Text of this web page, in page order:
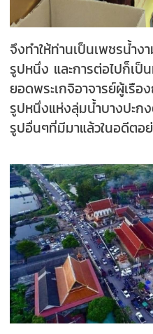
จึงทำให้ท่านเป็นเพชรน้ำ
รูปหนึ่ง และการต่อไปก็เ
ยอดพระเกจิอาจารย์ผู้เรือ
รูปหนึ่งแห่งลุ่มน้ำบางปะก
รูปอื่นๆที่มีมาแล้วในอดีตอ